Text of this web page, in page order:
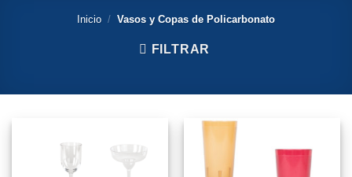
Inicio / Vasos y Copas de Policarbonato
FILTRAR